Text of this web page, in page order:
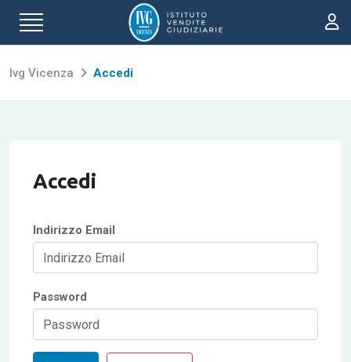
Ivg Vicenza Accedi
Accedi
Indirizzo Email
Password